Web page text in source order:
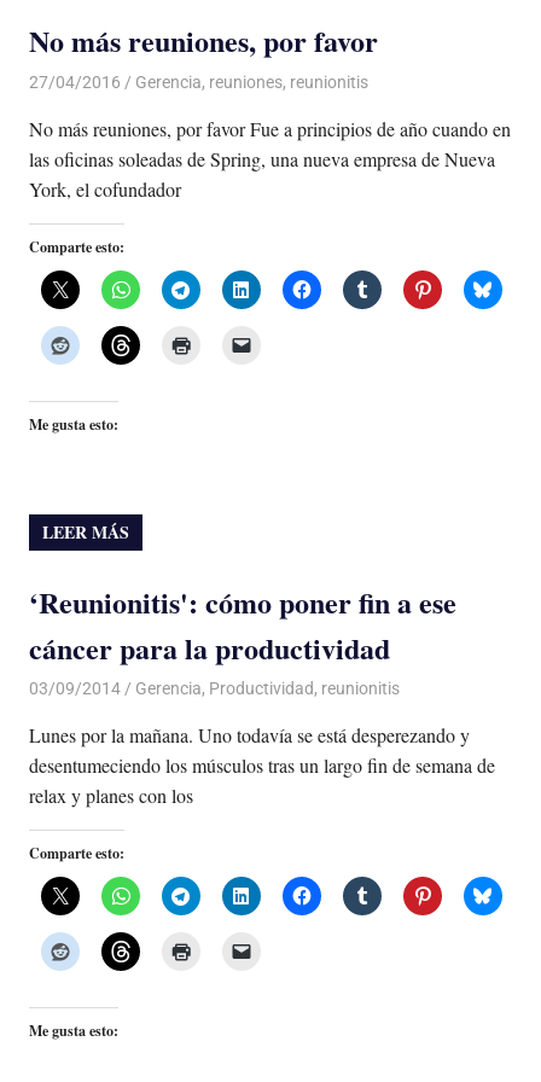
No más reuniones, por favor
27/04/2016 Luis Castellanos
Gerencia, reuniones, reunionitis
No más reuniones, por favor Fue a principios de año cuando en
las oficinas soleadas de Spring, una nueva empresa de Nueva
York, el cofundador
Comparte esto:
Me gusta esto:
LEER MÁS
‘Reunionitis': cómo poner fin a ese
cáncer para la productividad
03/09/2014 Luis Castellanos
Gerencia, Productividad, reunionitis
Lunes por la mañana. Uno todavía se está desperezando y
desentumeciendo los músculos tras un largo fin de semana de
relax y planes con los
Comparte esto:
Me gusta esto: